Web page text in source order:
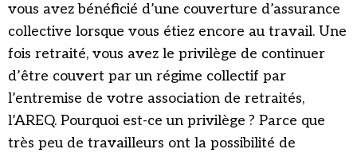
vous avez bénéficié d’une couverture d’assurance
collective lorsque vous étiez encore au travail. Une
fois retraité, vous avez le privilège de continuer
d’être couvert par un régime collectif par
l’entremise de votre association de retraités,
l’AREQ. Pourquoi est-ce un privilège ? Parce que
très peu de travailleurs ont la possibilité de